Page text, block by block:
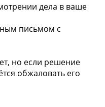
дела в ваше
письмом с
но если решение
обжаловать его